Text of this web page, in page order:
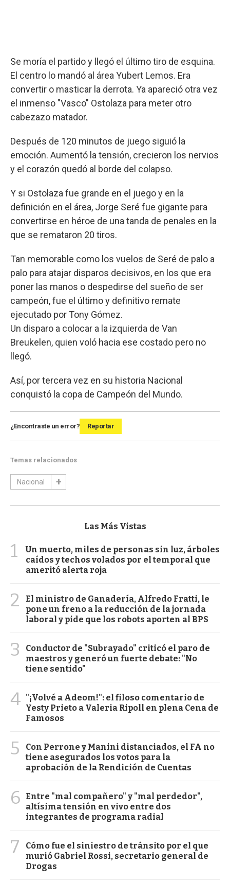
Se moría el partido y llegó el último tiro de esquina.
El centro lo mandó al área Yubert Lemos. Era
convertir o masticar la derrota. Ya apareció otra vez
el inmenso "Vasco" Ostolaza para meter otro
cabezazo matador.
Después de 120 minutos de juego siguió la
emoción. Aumentó la tensión, crecieron los nervios
y el corazón quedó al borde del colapso.
Y si Ostolaza fue grande en el juego y en la
definición en el área, Jorge Seré fue gigante para
convertirse en héroe de una tanda de penales en la
que se remataron 20 tiros.
Tan memorable como los vuelos de Seré de palo a
palo para atajar disparos decisivos, en los que era
poner las manos o despedirse del sueño de ser
campeón, fue el último y definitivo remate
ejecutado por Tony Gómez.
Un disparo a colocar a la izquierda de Van
Breukelen, quien voló hacia ese costado pero no
llegó.
Así, por tercera vez en su historia Nacional
conquistó la copa de Campeón del Mundo.
¿Encontraste un error? Reportar
Temas relacionados
Nacional
Las Más Vistas
1
Un muerto, miles de personas sin luz, árboles
caídos y techos volados por el temporal que
ameritó alerta roja
2
El ministro de Ganadería, Alfredo Fratti, le
pone un freno a la reducción de la jornada
laboral y pide que los robots aporten al BPS
3
Conductor de "Subrayado" criticó el paro de
maestros y generó un fuerte debate: "No
tiene sentido"
4 "¡Volvé a Adeom!": el filoso comentario de
Yesty Prieto a Valeria Ripoll en plena Cena de
Famosos
5
Con Perrone y Manini distanciados, el FA no
tiene asegurados los votos para la
aprobación de la Rendición de Cuentas
6
Entre "mal compañero" y "mal perdedor",
altísima tensión en vivo entre dos
integrantes de programa radial
7
Cómo fue el siniestro de tránsito por el que
murió Gabriel Rossi, secretario general de
Drogas